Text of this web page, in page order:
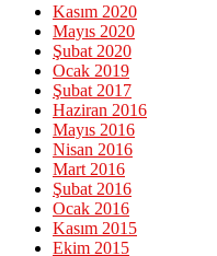
Kasım 2020
Mayıs 2020
Şubat 2020
Ocak 2019
Şubat 2017
Haziran 2016
Mayıs 2016
Nisan 2016
Mart 2016
Şubat 2016
Ocak 2016
Kasım 2015
Ekim 2015